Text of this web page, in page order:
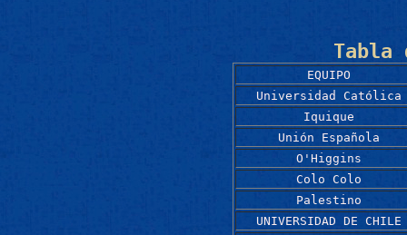
Tabla
EQUIPO
Universidad Católica
Iquique
Unión Española
O'Higgins
Colo Colo
Palestino
UNIVERSIDAD DE CHILE